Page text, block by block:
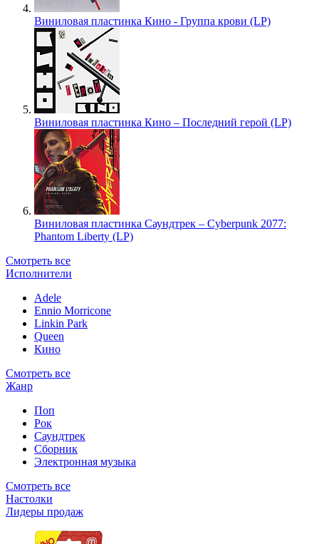
Виниловая пластинка Кино - Группа крови (LP)
Виниловая пластинка Кино – Последний герой (LP)
Виниловая пластинка Саундтрек – Cyberpunk 2077:
Phantom Liberty (LP)
Смотреть все
Исполнители
Adele
Ennio Morricone
Linkin Park
Queen
Кино
Смотреть все
Жанр
Поп
Рок
Саундтрек
Сборник
Электронная музыка
Смотреть все
Настолки
Лидеры продаж